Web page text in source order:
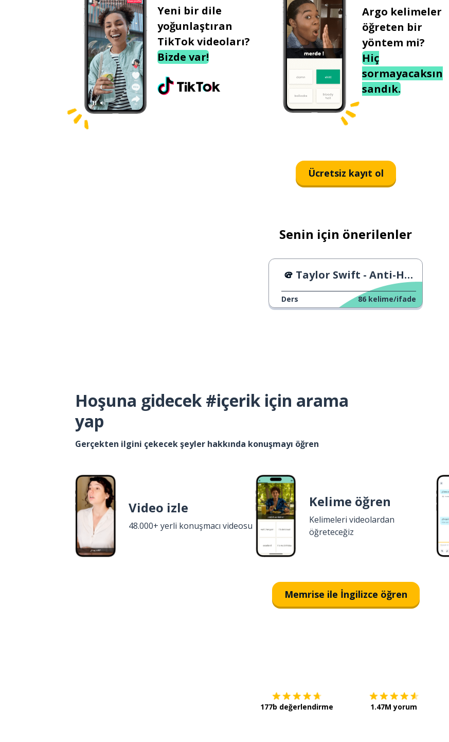
Yeni bir dile
yoğunlaştıran
TikTok videoları?
Bizde var!
Argo kelimeler
öğreten bir
yöntem mi?
Hiç
sormayacaksın
sandık.
Ücretsiz kayıt ol
Senin için önerilenler
Taylor Swift - Anti-Hero
Ders 86 kelime/ifade
Hoşuna gidecek #içerik için arama
yap
Gerçekten ilgini çekecek şeyler hakkında konuşmayı öğren
Video izle
48.000+ yerli konuşmacı videosu
Kelime öğren
Kelimeleri videolardan
öğreteceğiz
Memrise ile İngilizce öğren
177b değerlendirme 1.47M yorum